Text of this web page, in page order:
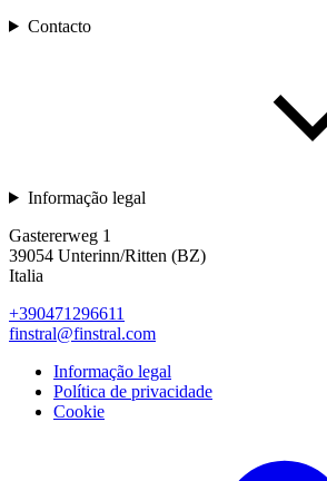
Contacto
Informação legal
Gastererweg 1
39054 Unterinn/Ritten (BZ)
Italia
+390471296611
finstral@finstral.com
Informação legal
Política de privacidade
Cookie